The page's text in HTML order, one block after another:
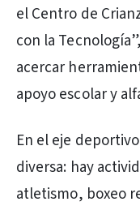
el Centro de
con la
acercar
apoyo escolar y
En el eje
diversa: hay
atletismo, boxeo